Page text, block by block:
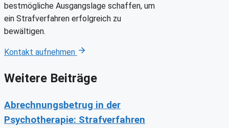
bestmögliche Ausgangslage schaffen, um
ein Strafverfahren erfolgreich zu
bewältigen.
Kontakt aufnehmen
Weitere Beiträge
Abrechnungsbetrug in der
Psychotherapie: Strafverfahren